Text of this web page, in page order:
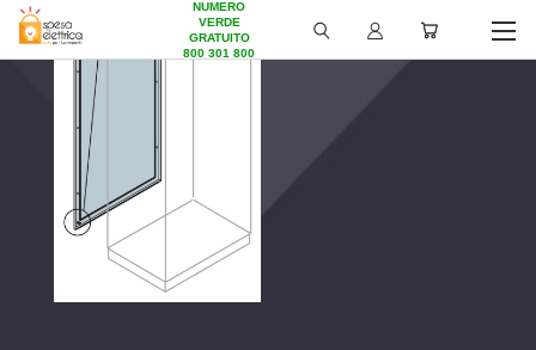
NUMERO
VERDE
GRATUITO
800 301 800